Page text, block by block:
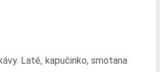
Laté, kapučinko, smotana